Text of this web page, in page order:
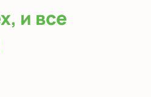
и все